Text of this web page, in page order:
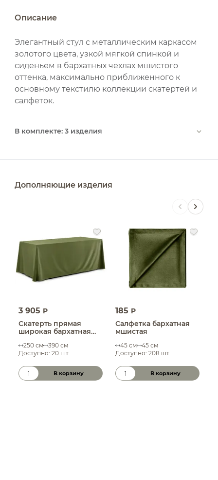
Описание
Элегантный стул с металлическим каркасом
золотого цвета, узкой мягкой спинкой и
сиденьем в бархатных чехлах мшистого
оттенка, максимально приближенного к
основному текстилю коллекции скатертей и
салфеток.
В комплекте: 3 изделия
Дополняющие изделия
3 905 P
Скатерть прямая
широкая бархатная
250 см
390 см
Доступно: 20 шт.
Количество товара
В корзину
185 P
Салфетка бархатная
мшистая
45 см
45 см
Доступно: 208 шт.
Количество товара
В корзину